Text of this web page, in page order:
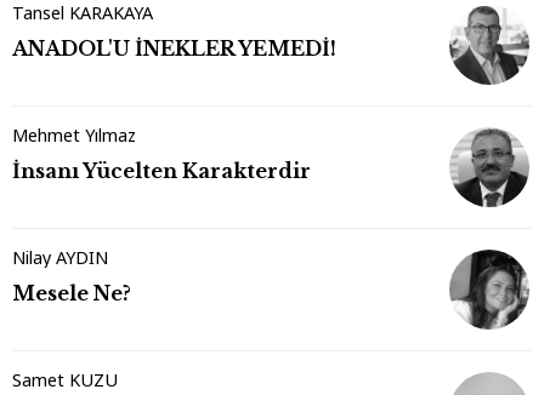
Tansel KARAKAYA
ANADOL'U İNEKLER YEMEDİ!
Mehmet Yılmaz
İnsanı Yücelten Karakterdir
Nilay AYDIN
Mesele Ne?
Samet KUZU